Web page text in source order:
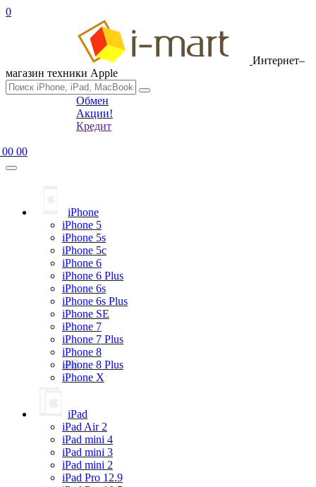
0
Интернет–
магазин техники Apple
Обмен
Акции!
Кредит
00
iPhone
iPhone 5
iPhone 5s
iPhone 5c
iPhone 6
iPhone 6 Plus
iPhone 6s
iPhone 6s Plus
iPhone SE
iPhone 7
iPhone 7 Plus
iPhone 8
iPhone 8 Plus
iPhone X
iPad
iPad Air 2
iPad mini 4
iPad mini 3
iPad mini 2
iPad Pro 12.9